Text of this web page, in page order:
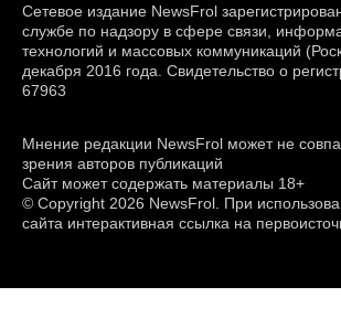
Сетевое издание NewsFrol
службе по надзору в сфере связи,
технологий и массовых коммуникаций
декабря 2016 года. Свидетельство о
67963
Мнение редакции NewsFrol может не
зрения авторов публикаций
Сайт может содержать материалы 18+
© Copyright 2026 NewsFrol. При
сайта интерактивная ссылка на